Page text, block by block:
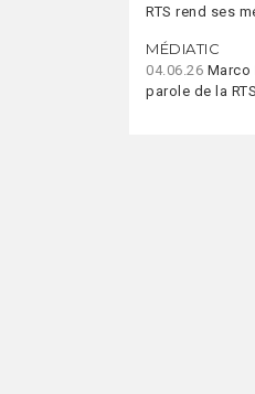
RTS rend ses
MÉDIATIC
04.06.26 Marco
parole de la RTS